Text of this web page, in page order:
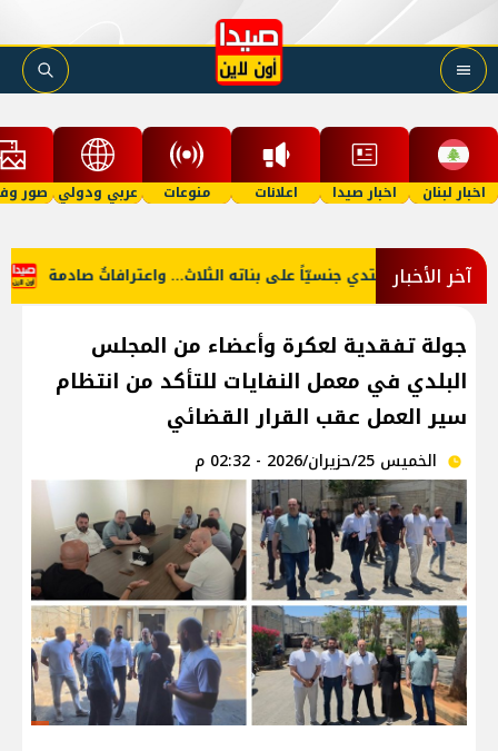
اخبار لبنان اخبار صيدا اعلانات منوعات عربي ودولي صور
آخر الأخبار
جنسيّاً على بناته الثلاث… واعترافاتٌ صادمة
جولة تفقدية لعكرة وأعضاء من المجلس
البلدي في معمل النفايات للتأكد من انتظام
سير العمل عقب القرار القضائي
الخميس 25/حزيران/2026 - 02:32 م